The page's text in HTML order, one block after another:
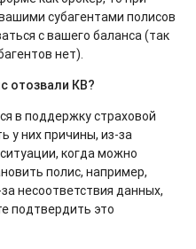
субагентами полисов
с вашего баланса (так
нет).
отозвали КВ?
в поддержку страховой
у них причины, из-за
когда можно
полис, например,
несоответствия данных,
подтвердить это